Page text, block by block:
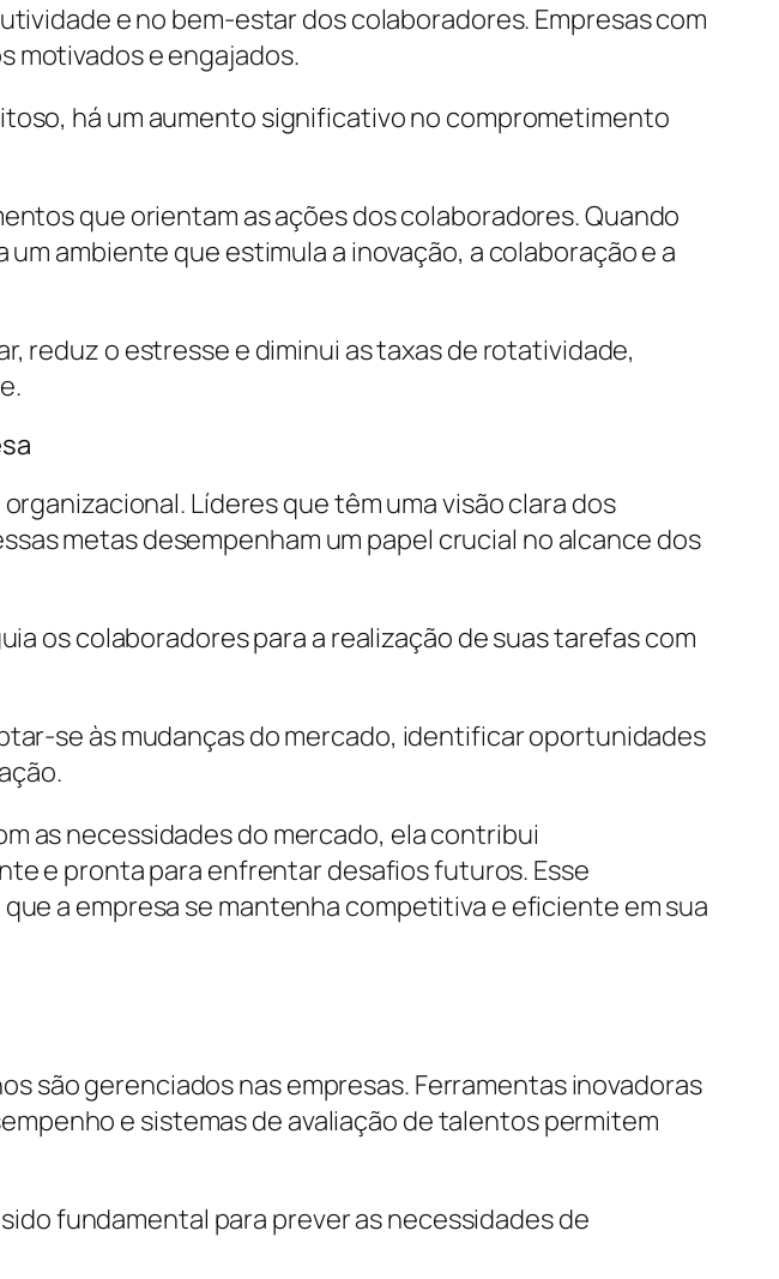
e no bem-estar dos colaboradores. Empresas com
motivados e engajados.
há um aumento significativo no comprometimento
que orientam as ações dos colaboradores. Quando
ambiente que estimula a inovação, a colaboração e a
reduz o estresse e diminui as taxas de rotatividade,
Líderes que têm uma visão clara dos
metas desempenham um papel crucial no alcance dos
os colaboradores para a realização de suas tarefas com
se às mudanças do mercado, identificar oportunidades
as necessidades do mercado, ela contribui
e pronta para enfrentar desafios futuros. Esse
a empresa se mantenha competitiva e eficiente em sua
são gerenciados nas empresas. Ferramentas inovadoras
e sistemas de avaliação de talentos permitem
fundamental para prever as necessidades de